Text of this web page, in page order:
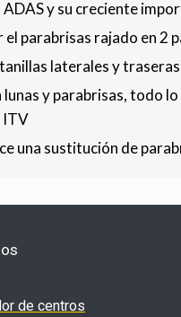
ADAS y su creciente
parabrisas rajado en 2
laterales y traseras
lunas y parabrisas, todo
ITV
una sustitución de
de centros